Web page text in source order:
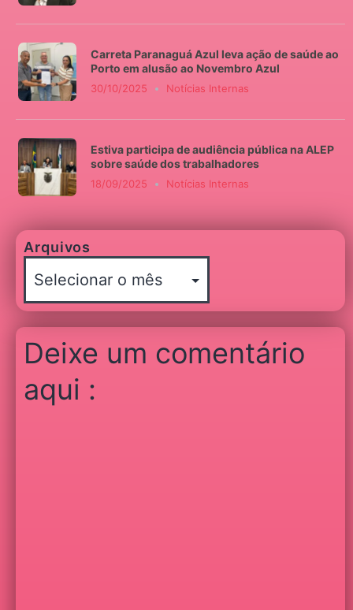
Carreta Paranaguá Azul leva ação de saúde ao
Porto em alusão ao Novembro Azul
30/10/2025 Notícias Internas
Estiva participa de audiência pública na ALEP
sobre saúde dos trabalhadores
18/09/2025 Notícias Internas
Arquivos
Deixe um comentário
aqui :